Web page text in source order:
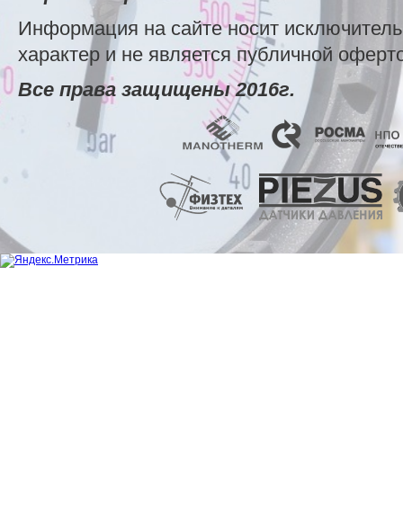
Информация на сайте носит
характер и не является публичной
Все права защищены 2016г.